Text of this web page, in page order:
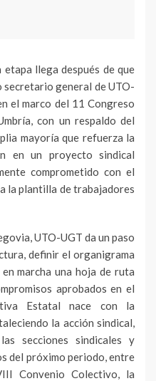
llega después de que
general de UTO-
el marco del 11 Congreso
con un respaldo del
mayoría que refuerza la
en un proyecto sindical
comprometido con el
la plantilla de trabajadores
UTO-UGT da un paso
definir el organigrama
marcha una hoja de ruta
aprobados en el
Estatal nace con la
la acción sindical,
secciones sindicales y
del próximo periodo, entre
Convenio Colectivo, la